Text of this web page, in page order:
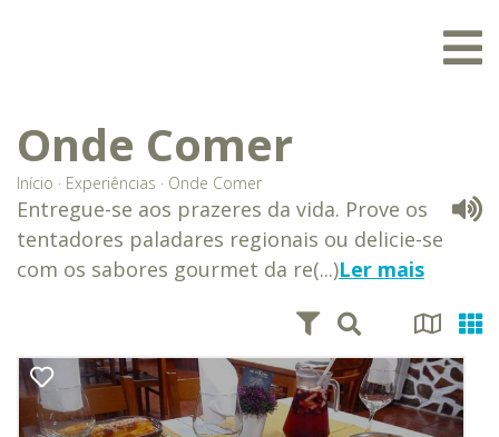
Onde Comer
Início · Experiências · Onde Comer
Entregue-se aos prazeres da vida. Prove os
tentadores paladares regionais ou delicie-se
com os sabores gourmet da re(...)Ler mais